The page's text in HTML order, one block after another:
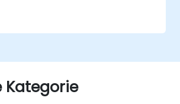
i kreatywów
odpowiedzi generowanych
sztuczną inteligencję do
Kategorie